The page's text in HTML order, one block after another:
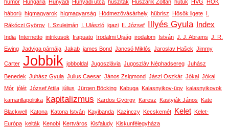
humor Hungária Hunyadi Hunyadi utca husziták Huszárik Zoltán hutuk HVG
HÖK
háború hígmagyarok hígmagyarság Hódmezővásárhely hübrisz Hősök ligete
Rákóczi György
I. Szulejmán I. Ulászló igazi II. József Illyés Gyula Index
India Internetto intrikusok Irapuato Irodalmi Ujság irodalom István J. J. Abrams J. R.
Ewing Jadviga párnája Jakab james Bond Jancsó Miklós Jaroslav Hašek Jimmy
Carter Jobbik jobboldal Jugoszlávia Jugoszláv Néphadsereg Juhász
Benedek Juhász Gyula Julius Caesar János Zsigmond Jászi Oszkár Jókai Jókai
Mór jólét József Attila július Jürgen Böcking Kabuga Kalasnyikov-ügy kalasnyikovok
kamarillapolitika kapitalizmus Kardos György Karesz Kastyják János
Kate
Blackwell
Katona Katona István Kayibanda Kazinczy Kecskemét Kelet
Kelet-
Európa kelták Kenobi Kertváros Kisfaludy Kiskunfélegyháza